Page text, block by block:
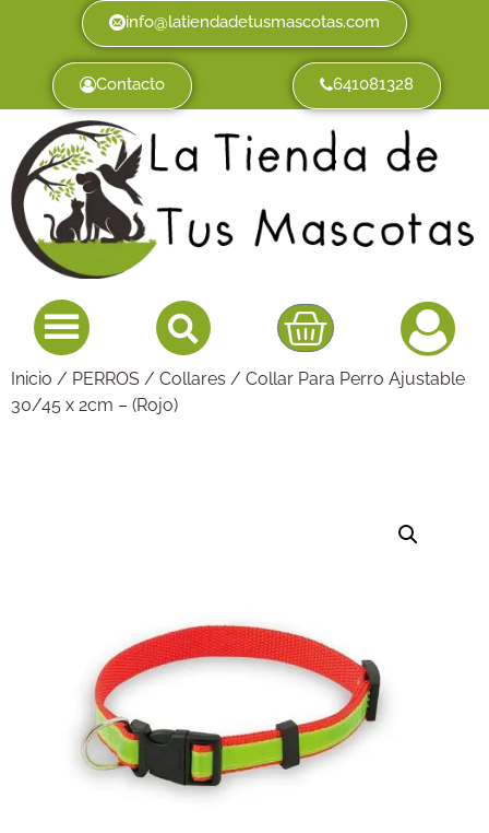
info@latiendadetusmascotas.com
Contacto 641081328
Inicio / PERROS / Collares / Collar Para Perro Ajustable
30/45 x 2cm – (Rojo)